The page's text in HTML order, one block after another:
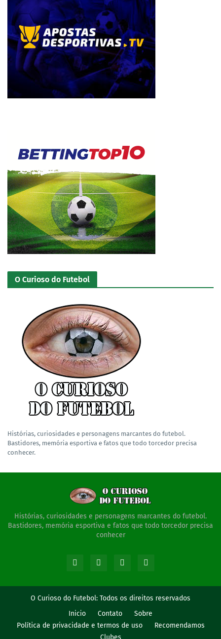
O Curioso do Futebol
Histórias, curiosidades e personagens marcantes do futebol.
Bastidores, memória esportiva e fatos que todo torcedor precisa
conhecer.
Histórias, curiosidades e personagens marcantes do futebol.
Bastidores, memória esportiva e fatos que todo torcedor precisa
conhecer
O Curioso do Futebol: Todos os direitos reservados
Inicio
Contato
Sobre
Política de privacidade e termos de uso
Recomendamos
Clubes